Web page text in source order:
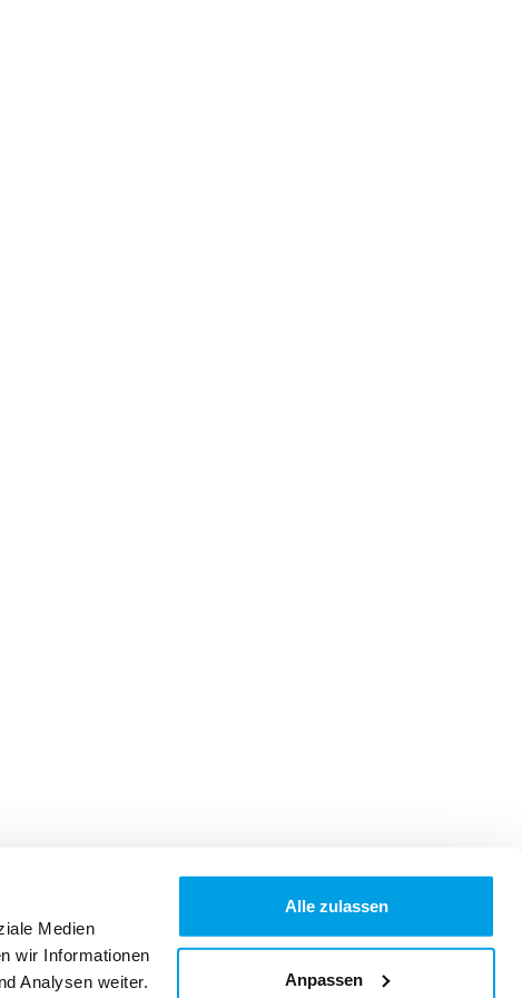
Medien
wir Informationen
Analysen weiter.
Alle zulassen
Anpassen